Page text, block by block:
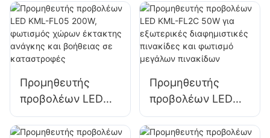
για προσόψεις
κτιρίων και
φωτισμό
εργοταξίων
για φωτισμό
χώρων
στάθμευσης και
αποθήκευσης
Προμηθευτής
προβολέων LED
KML-FL05 200W,
φωτισμός χώρων
Προμηθευτής
προβολέων LED
KML-FL2C 50W για
εξωτερικές